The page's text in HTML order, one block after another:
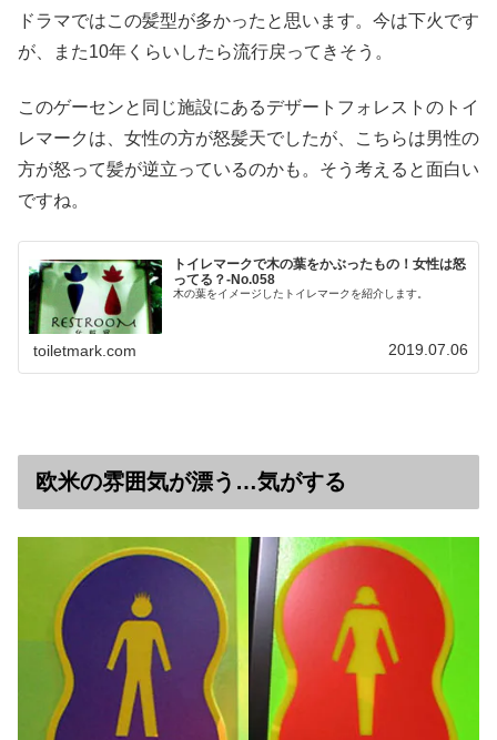
ドラマではこの髪型が多かったと思います。今は下火です
が、また10年くらいしたら流行戻ってきそう。
このゲーセンと同じ施設にあるデザートフォレストのトイ
レマークは、女性の方が怒髪天でしたが、こちらは男性の
方が怒って髪が逆立っているのかも。そう考えると面白い
ですね。
トイレマークで木の葉をかぶったもの！女性は怒
ってる？‐No.058
木の葉をイメージしたトイレマークを紹介します。
toiletmark.com 2019.07.06
欧米の雰囲気が漂う…気がする